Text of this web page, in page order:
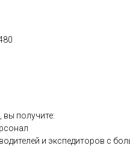
получите:
и экспедиторов с